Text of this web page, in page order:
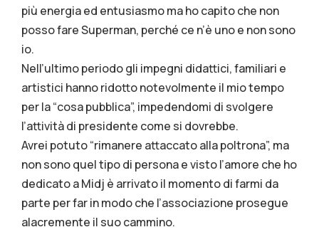
più energia ed entusiasmo ma ho capito che non
posso fare Superman, perché ce n’è uno e non sono
io.
Nell’ultimo periodo gli impegni didattici, familiari e
artistici hanno ridotto notevolmente il mio tempo
per la “cosa pubblica”, impedendomi di svolgere
l’attività di presidente come si dovrebbe.
Avrei potuto “rimanere attaccato alla poltrona”, ma
non sono quel tipo di persona e visto l’amore che ho
dedicato a Midj è arrivato il momento di farmi da
parte per far in modo che l’associazione prosegue
alacremente il suo cammino.